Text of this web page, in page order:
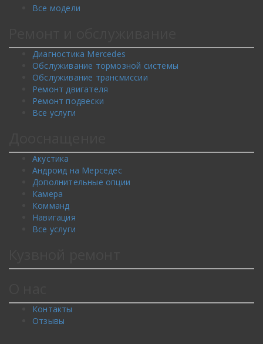
Все модели
Диагностика Mercedes
Обслуживание тормозной системы
Обслуживание трансмиссии
Ремонт двигателя
Ремонт подвески
Все услуги
Акустика
Андроид на Мерседес
Дополнительные опции
Камера
Комманд
Навигация
Все услуги
Контакты
Отзывы